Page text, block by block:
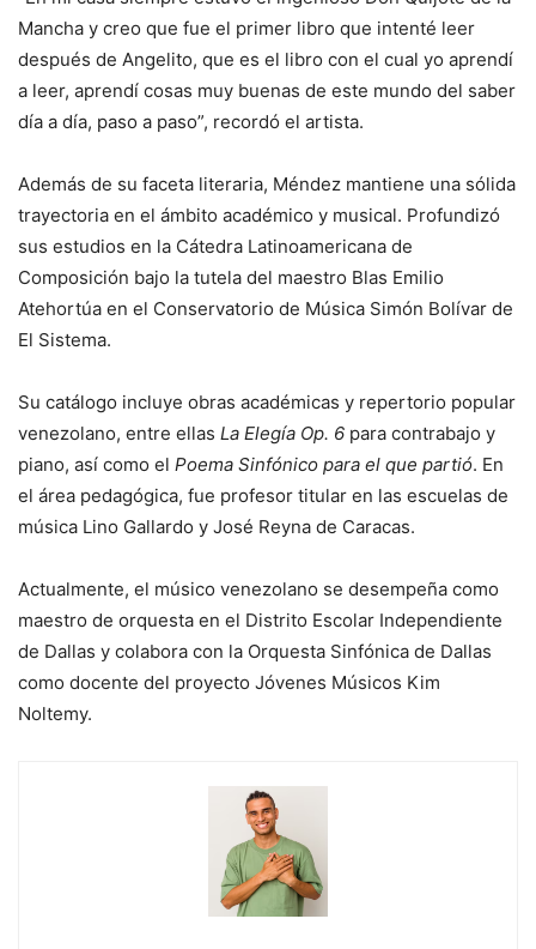
Mancha y creo que fue el primer libro que intenté leer
después de Angelito, que es el libro con el cual yo aprendí
a leer, aprendí cosas muy buenas de este mundo del saber
día a día, paso a paso”, recordó el artista.
Además de su faceta literaria, Méndez mantiene una sólida
trayectoria en el ámbito académico y musical. Profundizó
sus estudios en la Cátedra Latinoamericana de
Composición bajo la tutela del maestro Blas Emilio
Atehortúa en el Conservatorio de Música Simón Bolívar de
El Sistema.
Su catálogo incluye obras académicas y repertorio popular
venezolano, entre ellas La Elegía Op. 6 para contrabajo y
piano, así como el Poema Sinfónico para el que partió. En
el área pedagógica, fue profesor titular en las escuelas de
música Lino Gallardo y José Reyna de Caracas.
Actualmente, el músico venezolano se desempeña como
maestro de orquesta en el Distrito Escolar Independiente
de Dallas y colabora con la Orquesta Sinfónica de Dallas
como docente del proyecto Jóvenes Músicos Kim
Noltemy.